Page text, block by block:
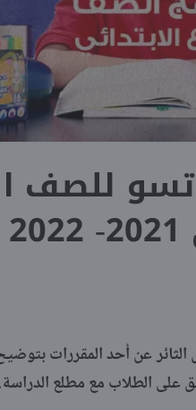
للصف
الثائر عن أحد المقررات